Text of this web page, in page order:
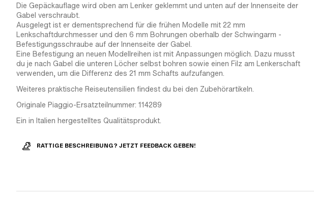
Die Gepäckauflage wird oben am Lenker geklemmt und unten auf der Innenseite der
Gabel verschraubt.
Ausgelegt ist er dementsprechend für die frühen Modelle mit 22 mm
Lenkschaftdurchmesser und den 6 mm Bohrungen oberhalb der Schwingarm -
Befestigungsschraube auf der Innenseite der Gabel.
Eine Befestigung an neuen Modellreihen ist mit Anpassungen möglich. Dazu musst
du je nach Gabel die unteren Löcher selbst bohren sowie einen Filz am Lenkerschaft
verwenden, um die Differenz des 21 mm Schafts aufzufangen.
Weiteres praktische Reiseutensilien findest du bei den Zubehörartikeln.
Originale Piaggio-Ersatzteilnummer: 114289
Ein in Italien hergestelltes Qualitätsprodukt.
RATTIGE BESCHREIBUNG? JETZT FEEDBACK GEBEN!